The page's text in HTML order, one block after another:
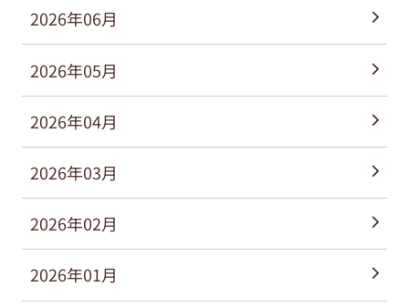
2026年06月
2026年05月
2026年04月
2026年03月
2026年02月
2026年01月